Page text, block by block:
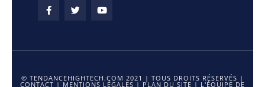
© TENDANCEHIGHTECH.COM 2021 | TOUS DROITS RÉSERVÉS |
CONTACT | MENTIONS LÉGALES | PLAN DU SITE | L'ÉQUIPE DE